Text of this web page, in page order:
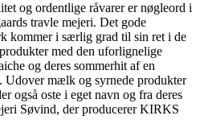
og ordentlige råvarer er nøgleord i
travle mejeri. Det gode
kommer i særlig grad til sin ret i de
med den uforlignelige
og deres sommerhit af en
Udover mælk og syrnede produkter
også oste i eget navn og fra deres
Søvind, der producerer KIRKS